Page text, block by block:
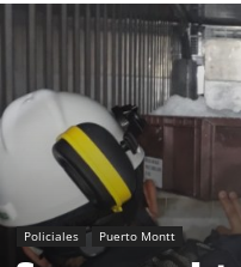
Policiales Puerto Montt